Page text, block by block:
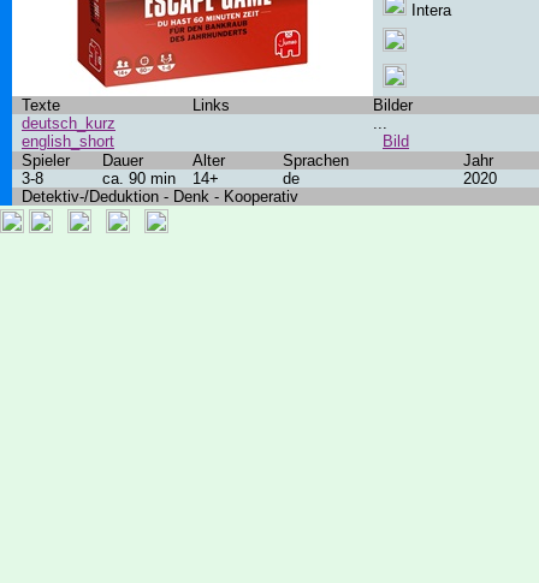
Intera
Texte Links
Bilder
deutsch_kurz
english_short
...
Bild
Spieler
Dauer Alter Sprachen
Jahr
3-8
ca. 90 min 14+ de
2020
Detektiv-/Deduktion - Denk - Kooperativ